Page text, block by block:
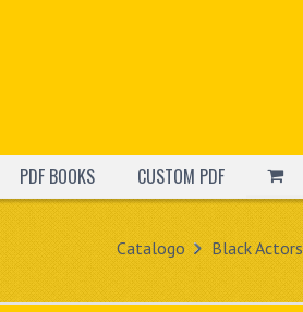
PDF BOOKS CUSTOM PDF
Catalogo Black Actors